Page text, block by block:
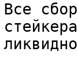
Все